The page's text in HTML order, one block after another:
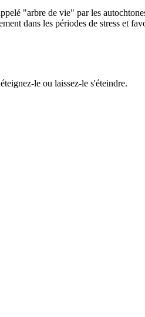
"arbre de vie" par les
dans les périodes de stress et
le ou laissez-le s'éteindre.